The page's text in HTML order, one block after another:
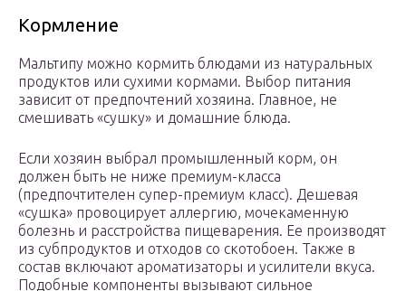
Кормление
Мальтипу можно кормить блюдами из натуральных
продуктов или сухими кормами. Выбор питания
зависит от предпочтений хозяина. Главное, не
смешивать «сушку» и домашние блюда.
Если хозяин выбрал промышленный корм, он
должен быть не ниже премиум-класса
(предпочтителен супер-премиум класс). Дешевая
«сушка» провоцирует аллергию, мочекаменную
болезнь и расстройства пищеварения. Ее производят
из субпродуктов и отходов со скотобоен. Также в
состав включают ароматизаторы и усилители вкуса.
Подобные компоненты вызывают сильное